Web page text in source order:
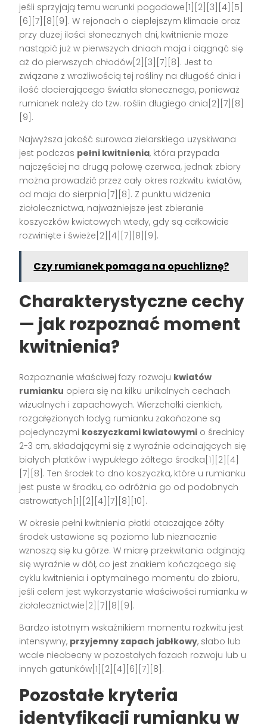
jeśli sprzyjają temu warunki pogodowe[1][2][3][4][5]
[6][7][8][9]. W rejonach o cieplejszym klimacie oraz
przy dużej ilości słonecznych dni, kwitnienie może
nastąpić już w pierwszych dniach maja i ciągnąć się
aż do pierwszych chłodów[2][3][7][8]. Jest to
związane z wrażliwością tej rośliny na długość dnia i
ilość docierającego światła słonecznego, ponieważ
rumianek należy do tzw. roślin długiego dnia[2][7][8]
[9].
Najwyższa jakość surowca zielarskiego uzyskiwana
jest podczas pełni kwitnienia, która przypada
najczęściej na drugą połowę czerwca, jednak zbiory
można prowadzić przez cały okres rozkwitu kwiatów,
od maja do sierpnia[7][8]. Z punktu widzenia
ziołolecznictwa, najważniejsze jest zbieranie
koszyczków kwiatowych wtedy, gdy są całkowicie
rozwinięte i świeże[2][4][7][8][9].
Czy rumianek pomaga na opuchliznę?
Charakterystyczne cechy
— jak rozpoznać moment
kwitnienia?
Rozpoznanie właściwej fazy rozwoju kwiatów
rumianku opiera się na kilku unikalnych cechach
wizualnych i zapachowych. Wierzchołki cienkich,
rozgałęzionych łodyg rumianku zakończone są
pojedynczymi koszyczkami kwiatowymi o średnicy
2-3 cm, składającymi się z wyraźnie odcinających się
białych płatków i wypukłego żółtego środka[1][2][4]
[7][8]. Ten środek to dno koszyczka, które u rumianku
jest puste w środku, co odróżnia go od podobnych
astrowatych[1][2][4][7][8][10].
W okresie pełni kwitnienia płatki otaczające żółty
środek ustawione są poziomo lub nieznacznie
wznoszą się ku górze. W miarę przekwitania odginają
się wyraźnie w dół, co jest znakiem kończącego się
cyklu kwitnienia i optymalnego momentu do zbioru,
jeśli celem jest wykorzystanie właściwości rumianku w
ziołolecznictwie[2][7][8][9].
Bardzo istotnym wskaźnikiem momentu rozkwitu jest
intensywny, przyjemny zapach jabłkowy, słabo lub
wcale nieobecny w pozostałych fazach rozwoju lub u
innych gatunków[1][2][4][6][7][8].
Pozostałe kryteria
identyfikacji rumianku w